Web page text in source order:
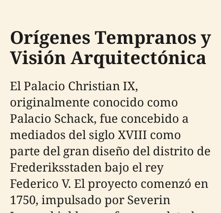
Orígenes Tempranos y
Visión Arquitectónica
El Palacio Christian IX,
originalmente conocido como
Palacio Schack, fue concebido a
mediados del siglo XVIII como
parte del gran diseño del distrito de
Frederiksstaden bajo el rey
Federico V. El proyecto comenzó en
1750, impulsado por Severin